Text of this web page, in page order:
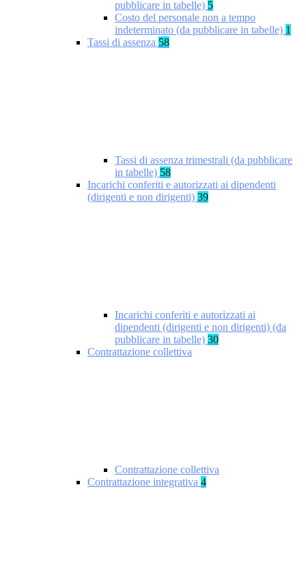
pubblicare in tabelle) 5
Costo del personale non a tempo
indeterminato (da pubblicare in tabelle) 1
Tassi di assenza 58
Tassi di assenza trimestrali (da pubblicare
in tabelle) 58
Incarichi conferiti e autorizzati ai dipendenti
(dirigenti e non dirigenti) 39
Incarichi conferiti e autorizzati ai
dipendenti (dirigenti e non dirigenti) (da
pubblicare in tabelle) 30
Contrattazione collettiva
Contrattazione collettiva
Contrattazione integrativa 4